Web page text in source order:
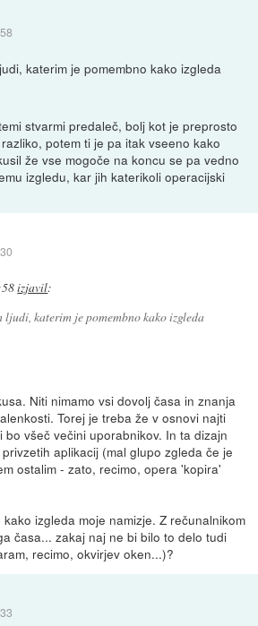
katerim je pomembno kako izgleda
stvarmi predaleč, bolj kot je preprosto
potem ti je pa itak vseeno kako
že vse mogoče na koncu se pa vedno
izgledu, kar jih katerikoli operacijski
izjavil:
ljudi, katerim je pomembno kako izgleda
Niti nimamo vsi dovolj časa in znanja
Torej je treba že v osnovi najti
bo všeč večini uporabnikov. In ta dizajn
aplikacij (mal glupo zgleda če je
ostalim - zato, recimo, opera 'kopira'
izgleda moje namizje. Z rečunalnikom
časa... zakaj naj ne bi bilo to delo tudi
recimo, okvirjev oken...)?